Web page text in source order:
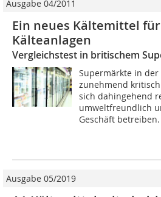
Ausgabe 04/2011
Ein neues Kältemittel
Kälteanlagen
Vergleichstest in britischem
Supermärkte in
zunehmend
sich dahingehend
umweltfreundlich
Geschäft
Ausgabe 05/2019